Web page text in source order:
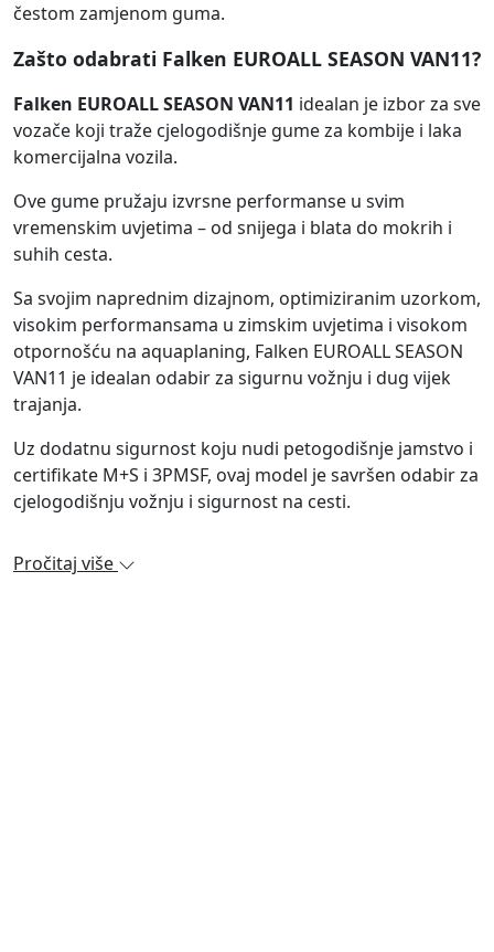
čestom zamjenom guma.
Zašto odabrati Falken EUROALL SEASON VAN11?
Falken EUROALL SEASON VAN11 idealan je izbor za sve
vozače koji traže cjelogodišnje gume za kombije i laka
komercijalna vozila.
Ove gume pružaju izvrsne performanse u svim
vremenskim uvjetima – od snijega i blata do mokrih i
suhih cesta.
Sa svojim naprednim dizajnom, optimiziranim uzorkom,
visokim performansama u zimskim uvjetima i visokom
otpornošću na aquaplaning, Falken EUROALL SEASON
VAN11 je idealan odabir za sigurnu vožnju i dug vijek
trajanja.
Uz dodatnu sigurnost koju nudi petogodišnje jamstvo i
certifikate M+S i 3PMSF, ovaj model je savršen odabir za
cjelogodišnju vožnju i sigurnost na cesti.
Pročitaj više